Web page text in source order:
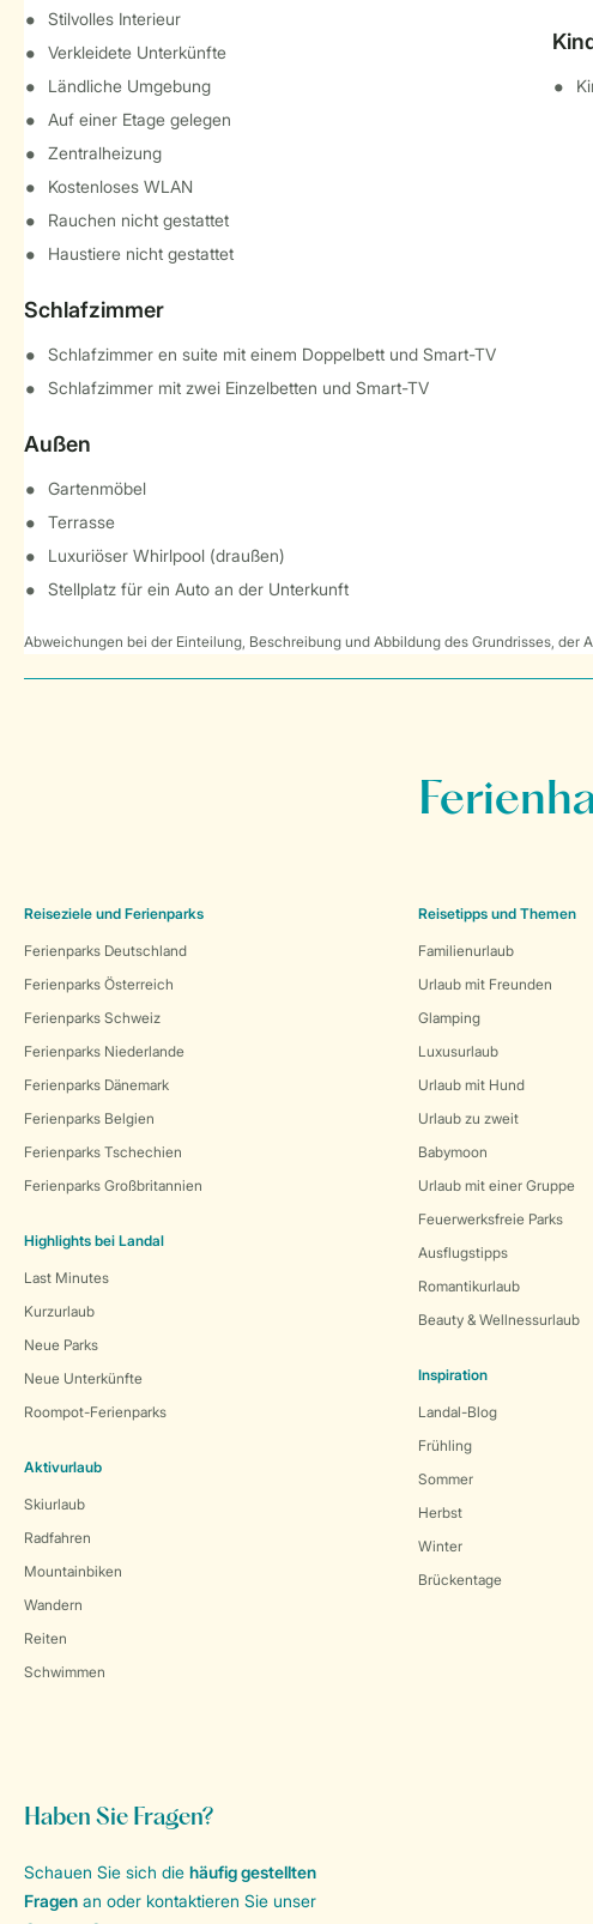
Stilvolles Interieur
Verkleidete Unterkünfte
Ländliche Umgebung
Auf einer Etage gelegen
Zentralheizung
Kostenloses WLAN
Rauchen nicht gestattet
Haustiere nicht gestattet
Schlafzimmer
Schlafzimmer en suite mit einem Doppelbett und Smart-TV
Schlafzimmer mit zwei Einzelbetten und Smart-TV
Außen
Gartenmöbel
Terrasse
Luxuriöser Whirlpool (draußen)
Stellplatz für ein Auto an der Unterkunft
Abweichungen bei der Einteilung, Beschreibung und Abbildung des Grundrisses, der
Reiseziele und Ferienparks
Ferienparks Deutschland
Ferienparks Österreich
Ferienparks Schweiz
Ferienparks Niederlande
Ferienparks Dänemark
Ferienparks Belgien
Ferienparks Tschechien
Ferienparks Großbritannien
Highlights bei Landal
Last Minutes
Kurzurlaub
Neue Parks
Neue Unterkünfte
Roompot-Ferienparks
Aktivurlaub
Skiurlaub
Radfahren
Mountainbiken
Wandern
Reiten
Schwimmen
Reisetipps und Themen
Familienurlaub
Urlaub mit Freunden
Glamping
Luxusurlaub
Urlaub mit Hund
Urlaub zu zweit
Babymoon
Urlaub mit einer Gruppe
Feuerwerksfreie Parks
Ausflugstipps
Romantikurlaub
Beauty & Wellnessurlaub
Inspiration
Landal-Blog
Frühling
Sommer
Herbst
Winter
Brückentage
Haben Sie Fragen?
Schauen Sie sich die häufig gestellten
Fragen an oder kontaktieren Sie unser